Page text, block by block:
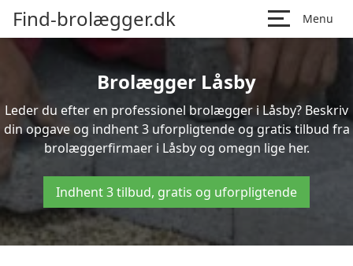
Find-brolægger.dk Menu
Brolægger Låsby
Leder du efter en professionel brolægger i Låsby? Beskriv
din opgave og indhent 3 uforpligtende og gratis tilbud fra
brolæggerfirmaer i Låsby og omegn lige her.
Indhent 3 tilbud, gratis og uforpligtende